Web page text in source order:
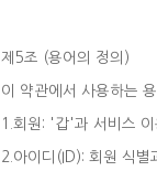
제5조 (용어의 정의)
이 약관에서 사용하는
1.회원: '갑'과 서비스
2.아이디(ID): 회원 식